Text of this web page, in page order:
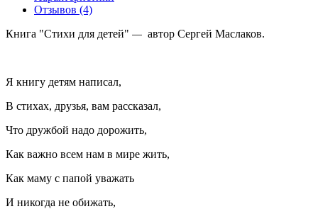
Отзывов (4)
Книга "Стихи для детей" — автор Сергей Маслаков.
Я книгу детям написал,
В стихах, друзья, вам рассказал,
Что дружбой надо дорожить,
Как важно всем нам в мире жить,
Как маму с папой уважать
И никогда не обижать,